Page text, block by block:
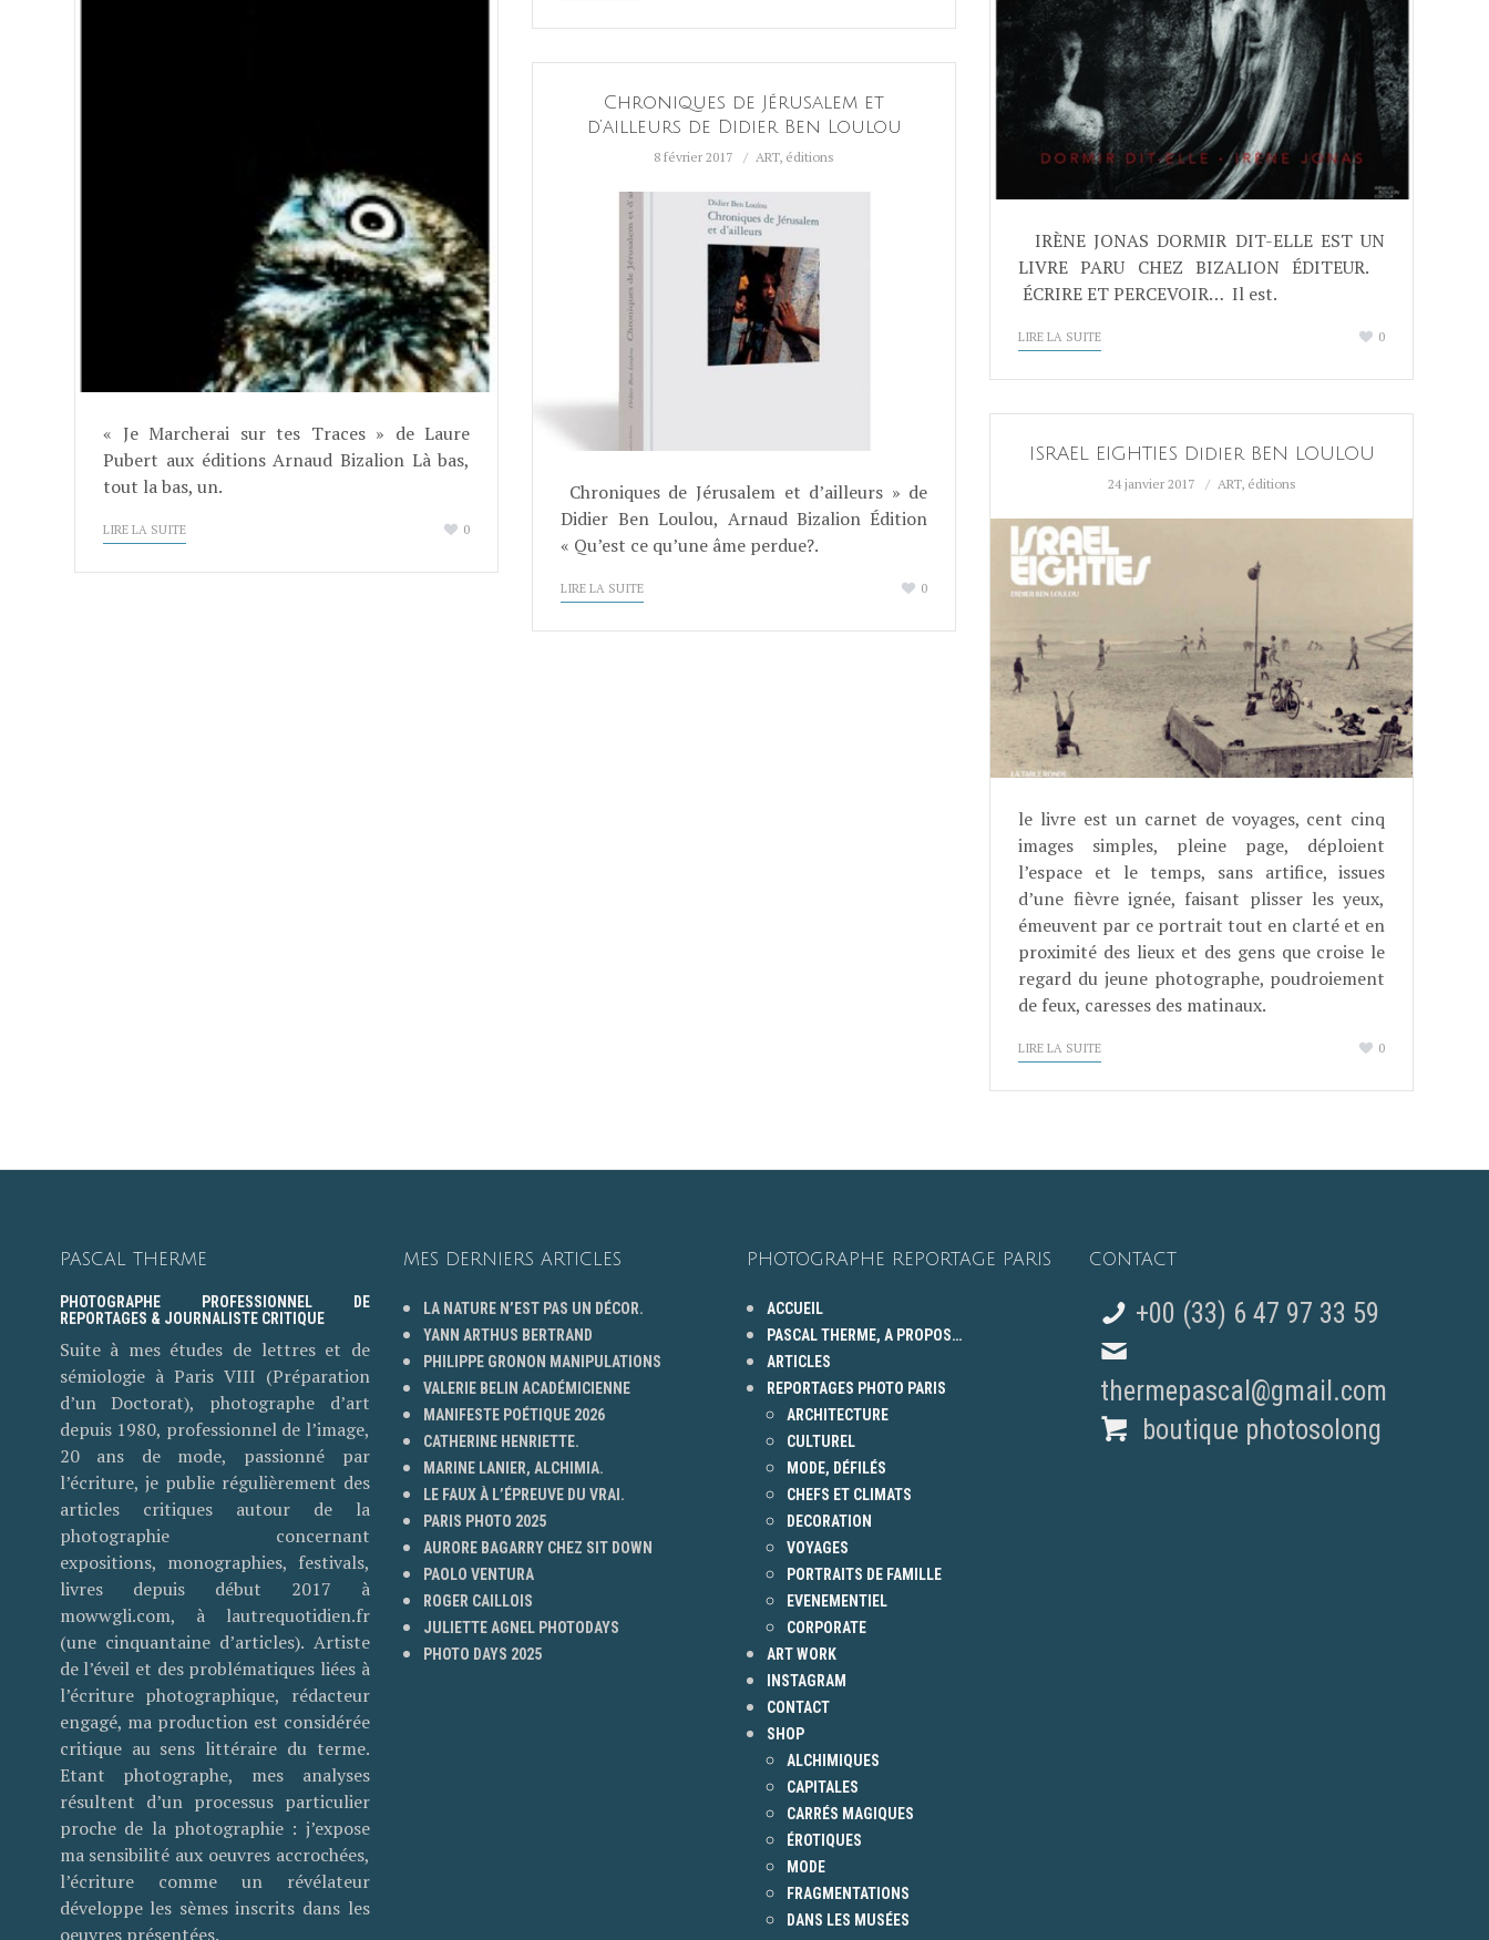
IRÈNE JONAS DORMIR DIT-ELLE EST UN
LIVRE PARU CHEZ BIZALION ÉDITEUR.
ÉCRIRE ET PERCEVOIR… Il est.
LIRE LA SUITE 0
« Je Marcherai sur tes Traces » de Laure
Pubert​ aux éditions Arnaud Bizalion​ Là bas,
tout la bas, un.
LIRE LA SUITE 0
Chroniques de Jérusalem et
d’ailleurs de Didier Ben Loulou
8 février 2017 ART, éditions
Chroniques de Jérusalem et d’ailleurs » de
Didier Ben Loulou, Arnaud Bizalion Édition
« Qu’est ce qu’une âme perdue?.
LIRE LA SUITE 0
ISRAEL EIGHTIES Didier BEN LOULOU
24 janvier 2017 ART, éditions
le livre est un carnet de voyages, cent cinq
images simples, pleine page, déploient
l’espace et le temps, sans artifice, issues
d’une fièvre ignée, faisant plisser les yeux,
émeuvent par ce portrait tout en clarté et en
proximité des lieux et des gens que croise le
regard du jeune photographe, poudroiement
de feux, caresses des matinaux.
LIRE LA SUITE 0
PASCAL THERME
PHOTOGRAPHE PROFESSIONNEL DE
REPORTAGES & JOURNALISTE CRITIQUE
Suite à mes études de lettres et de
sémiologie à Paris VIII (Préparation
d’un Doctorat), photographe d’art
depuis 1980, professionnel de l’image,
20 ans de mode, passionné par
l’écriture, je publie régulièrement des
articles critiques autour de la
photographie concernant
expositions, monographies, festivals,
livres depuis début 2017 à
mowwgli.com, à lautrequotidien.fr
(une cinquantaine d’articles). Artiste
de l’éveil et des problématiques liées à
l’écriture photographique, rédacteur
engagé, ma production est considérée
critique au sens littéraire du terme.
Etant photographe, mes analyses
résultent d’un processus particulier
proche de la photographie : j’expose
ma sensibilité aux oeuvres accrochées,
l’écriture comme un révélateur
développe les sèmes inscrits dans les
oeuvres présentées.
MES DERNIERS ARTICLES
LA NATURE N’EST PAS UN DÉCOR.
YANN ARTHUS BERTRAND
PHILIPPE GRONON MANIPULATIONS
VALERIE BELIN ACADÉMICIENNE
MANIFESTE POÉTIQUE 2026
CATHERINE HENRIETTE.
MARINE LANIER, ALCHIMIA.
LE FAUX À L’ÉPREUVE DU VRAI.
PARIS PHOTO 2025
AURORE BAGARRY CHEZ SIT DOWN
PAOLO VENTURA
ROGER CAILLOIS
JULIETTE AGNEL PHOTODAYS
PHOTO DAYS 2025
PHOTOGRAPHE REPORTAGE PARIS
ACCUEIL
PASCAL THERME, A PROPOS…
ARTICLES
REPORTAGES PHOTO PARIS
ARCHITECTURE
CULTUREL
MODE, DÉFILÉS
CHEFS ET CLIMATS
DECORATION
VOYAGES
PORTRAITS DE FAMILLE
EVENEMENTIEL
CORPORATE
ART WORK
INSTAGRAM
CONTACT
SHOP
ALCHIMIQUES
CAPITALES
CARRÉS MAGIQUES
ÉROTIQUES
MODE
FRAGMENTATIONS
DANS LES MUSÉES
CONTACT
+00 (33) 6 47 97 33 59
thermepascal@gmail.com
boutique photosolong